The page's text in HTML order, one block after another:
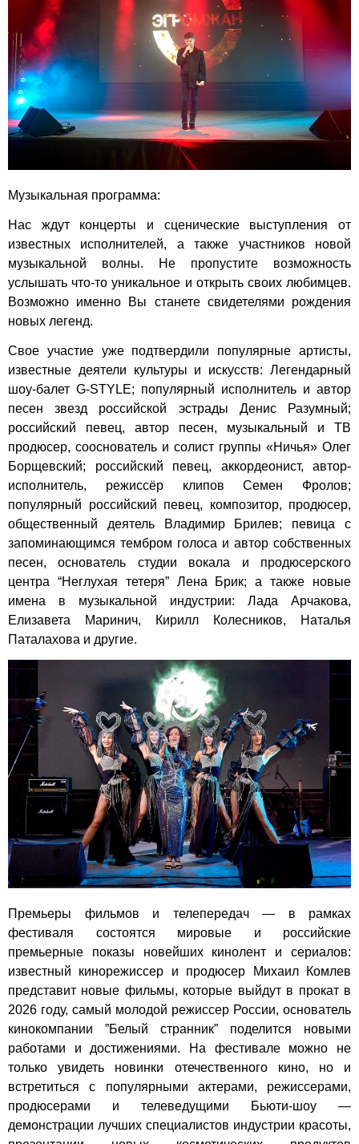
Музыкальная программа:
Нас ждут концерты и сценические выступления от
известных исполнителей, а также участников новой
музыкальной волны. Не пропустите возможность
услышать что-то уникальное и открыть своих любимцев.
Возможно именно Вы станете свидетелями рождения
новых легенд.
Свое участие уже подтвердили популярные артисты,
известные деятели культуры и искусств: Легендарный
шоу-балет G-STYLE; популярный исполнитель и автор
песен звезд российской эстрады Денис Разумный;
российский певец, автор песен, музыкальный и ТВ
продюсер, сооснователь и солист группы «Ничья» Олег
Борщевский; российский певец, аккордеонист, автор-
исполнитель, режиссёр клипов Семен Фролов;
популярный российский певец, композитор, продюсер,
общественный деятель Владимир Брилев; певица с
запоминающимся тембром голоса и автор собственных
песен, основатель студии вокала и продюсерского
центра “Неглухая тетеря” Лена Брик; а также новые
имена в музыкальной индустрии: Лада Арчакова,
Елизавета Маринич, Кирилл Колесников, Наталья
Паталахова и другие.
Премьеры фильмов и телепередач — в рамках
фестиваля состоятся мировые и российские
премьерные показы новейших кинолент и сериалов:
известный кинорежиссер и продюсер Михаил Комлев
представит новые фильмы, которые выйдут в прокат в
2026 году, самый молодой режиссер России, основатель
кинокомпании ”Белый странник” поделится новыми
работами и достижениями. На фестивале можно не
только увидеть новинки отечественного кино, но и
встретиться с популярными актерами, режиссерами,
продюсерами и телеведущими Бьюти-шоу —
демонстрации лучших специалистов индустрии красоты,